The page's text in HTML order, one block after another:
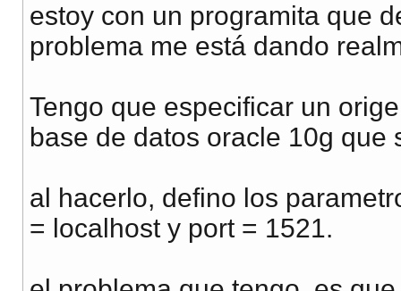
estoy con un programita que
problema me está dando
Tengo que especificar un
base de datos oracle 10g
al hacerlo, defino los
= localhost y port = 1521.